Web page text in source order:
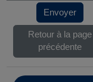
Envoyer
Retour à la page
précédente